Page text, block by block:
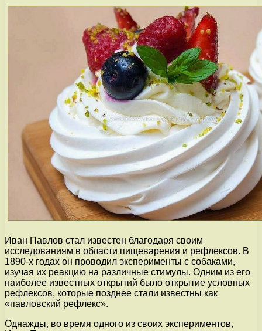
Иван Павлов стал известен благодаря своим
исследованиям в области пищеварения и рефлексов. В
1890-х годах он проводил эксперименты с собаками,
изучая их реакцию на различные стимулы. Одним из его
наиболее известных открытий было открытие условных
рефлексов, которые позднее стали известны как
«павловский рефлекс».
Однажды, во время одного из своих экспериментов,